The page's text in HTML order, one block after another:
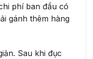
phí ban đầu có
gánh thêm hàng
Sau khi đục